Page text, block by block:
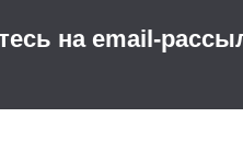
на email-